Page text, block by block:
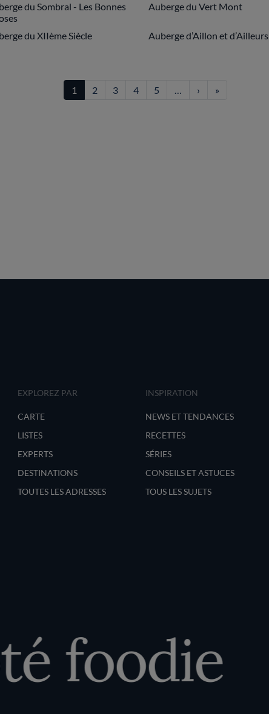
du Sombral - Les Bonnes
Auberge du Vert Mont
du XIIème Siècle Auberge d’Aillon et d’Ailleurs
1 2 3 4 5 … › Page suivante
»
EXPLOREZ PAR
CARTE
LISTES
EXPERTS
DESTINATIONS
TOUTES LES ADRESSES
INSPIRATION
NEWS ET TENDANCES
RECETTES
SÉRIES
CONSEILS ET ASTUCES
TOUS LES SUJETS
foodie